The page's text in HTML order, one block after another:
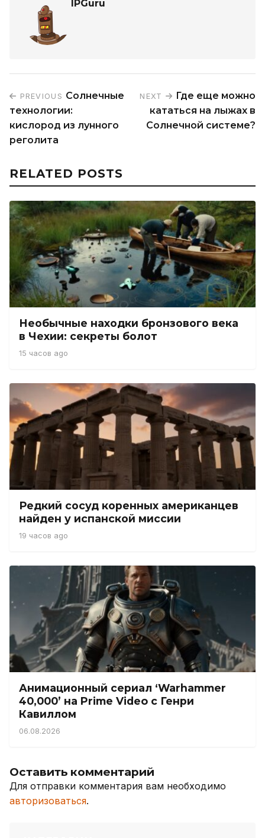
IPGuru
PREVIOUS Солнечные
технологии:
кислород из лунного
реголита
NEXT
Где еще можно
кататься на лыжах в
Солнечной системе?
RELATED POSTS
Необычные находки бронзового века
в Чехии: секреты болот
15 часов ago
Редкий сосуд коренных американцев
найден у испанской миссии
19 часов ago
Анимационный сериал ‘Warhammer
40,000’ на Prime Video с Генри
Кавиллом
06.08.2026
Оставить комментарий
Для отправки комментария вам необходимо
авторизоваться.